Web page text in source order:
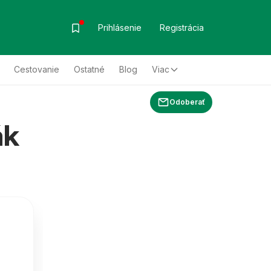
Prihlásenie Registrácia
Cestovanie Ostatné Blog Viac
Odoberať